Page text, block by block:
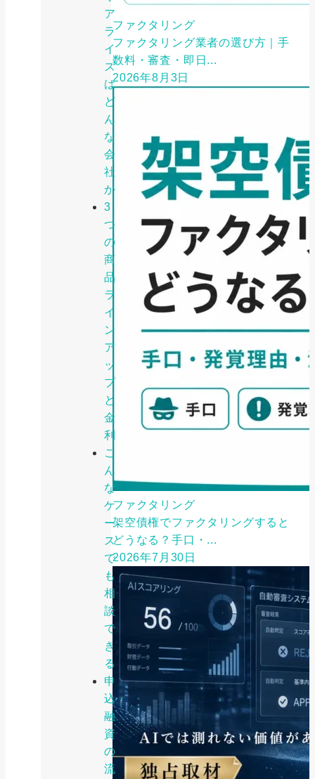
ア
ラ
イ
ズ
は
ど
ん
な
会
社
か
3
つ
の
商
品
ラ
イ
ン
ア
ッ
プ
と
金
利
こ
ん
な
ケ
ー
ス
で
も
相
談
で
き
る
申
込・
融
資
の
流
ファクタリング
ファクタリング業者の選び方｜手
数料・審査・即日...
2026年8月3日
ファクタリング
架空債権でファクタリングすると
どうなる？手口・...
2026年7月30日